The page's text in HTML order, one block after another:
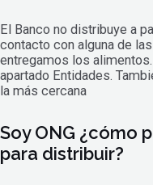
El Banco no distribuye a
contacto con alguna de
entregamos los
apartado Entidades.
la más cercana
Soy ONG ¿cómo
para distribuir?